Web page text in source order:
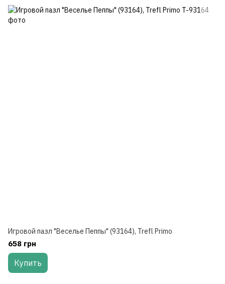
Игровой пазл "Веселье Пеппы" (93164), Trefl Primo
658 грн
Купить